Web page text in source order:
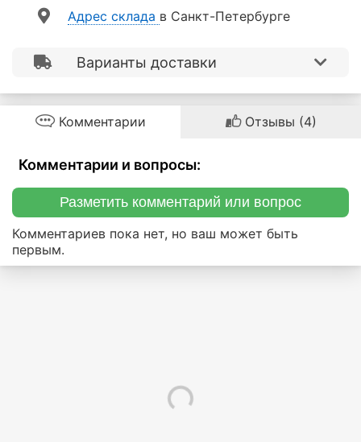
Aдрес склада в Санкт-Петербурге
Варианты доставки
Комментарии Отзывы (4)
Комментарии и вопросы:
Разметить комментарий или вопрос
Комментариев пока нет, но ваш может быть
первым.